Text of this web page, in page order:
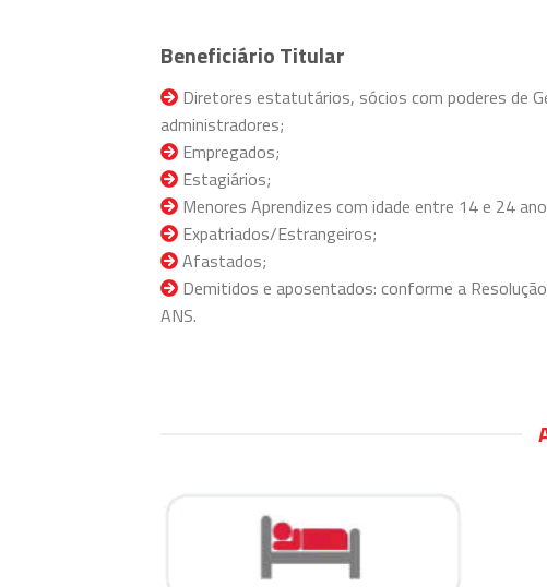
Beneficiário Titular
Diretores estatutários, sócios com poderes de
administradores;
Empregados;
Estagiários;
Menores Aprendizes com idade entre 14 e 24
Expatriados/Estrangeiros;
Afastados;
Demitidos e aposentados: conforme a
ANS.